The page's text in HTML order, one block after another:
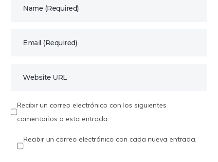
Recibir un correo electrónico con los siguientes
comentarios a esta entrada.
Recibir un correo electrónico con cada nueva entrada.